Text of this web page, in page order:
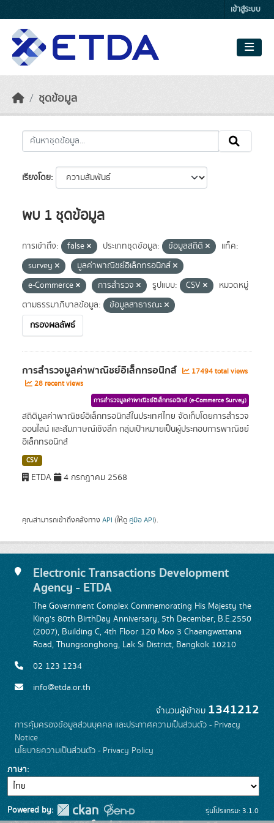
เข้าสู่ระบบ
ชุดข้อมูล
เรียงโดย
พบ 1 ชุดข้อมูล
การเข้าถึง: false ประเภทชุดข้อมูล: ข้อมูลสถิติ
แท็ค:
survey
มูลค่าพาณิชย์อิเล็กทรอนิกส์
e-Commerce
การสำรวจ รูปแบบ: CSV
หมวดหมู่
ตามธรรมาภิบาลข้อมูล:
ข้อมูลสาธารณะ
กรองผลลัพธ์
การสำรวจมูลค่าพาณิชย์อิเล็กทรอนิกส์
17494 total views
28 recent views
การสำรวจมูลค่าพาณิชย์อิเล็กทรอนิกส์ (e-Commerce Survey)
สถิติมูลค่าพาณิชย์อิเล็กทรอนิกส์ในประเทศไทย จัดเก็บโดยการสำรวจ
ออนไลน์ และสัมภาษณ์เชิงลึก กลุ่มเป้าหมายเป็นผู้ประกอบการพาณิชย์
อิเล็กทรอนิกส์
CSV
ETDA 4 กรกฎาคม 2568
คุณสามารถเข้าถึงคลังทาง API (ให้ดู คู่มือ API).
Electronic Transactions Development
Agency - ETDA
The Government Complex Commemorating His Majesty the
King's 80th BirthDay Anniversary, 5th December, B.E.2550
(2007), Building C, 4th Floor 120 Moo 3 Chaengwattana
Road, Thungsonghong, Lak Si District, Bangkok 10210
02 123 1234
info@etda.or.th
จำนวนผู้เข้าชม 1341212
การคุ้มครองข้อมูลส่วนบุคคล และประกาศความเป็นส่วนตัว - Privacy
Notice
นโยบายความเป็นส่วนตัว - Privacy Policy
ภาษา
Powered by:
รุ่นโปรแกรม: 3.1.0